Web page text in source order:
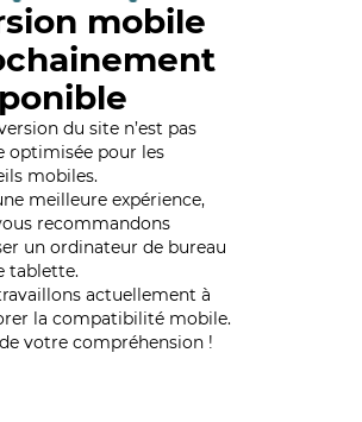
mobile
du site n’est pas
optimisée pour les
mobiles.
meilleure expérience,
recommandons
un ordinateur de bureau
tablette.
actuellement à
la compatibilité mobile.
votre compréhension !